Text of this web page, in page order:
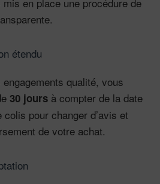
étendu
qualité, vous
30 jours à compter de la date
pour changer d’avis et
de votre achat.